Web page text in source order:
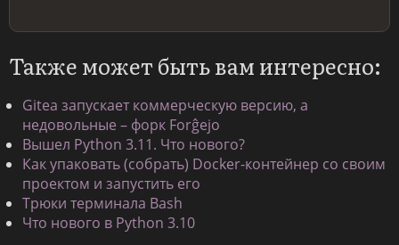
Также может быть вам интересно:
Gitea запускает коммерческую версию, а
недовольные – форк Forĝejo
Вышел Python 3.11. Что нового?
Как упаковать (собрать) Docker-контейнер со своим
проектом и запустить его
Трюки терминала Bash
Что нового в Python 3.10